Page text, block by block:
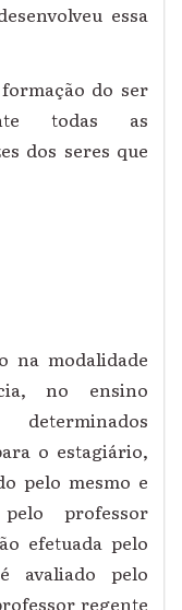
essa
do ser
todas as
dos seres que
na modalidade
no ensino
o estagiário,
pelo mesmo e
pelo professor
efetuada pelo
avaliado pelo
regente